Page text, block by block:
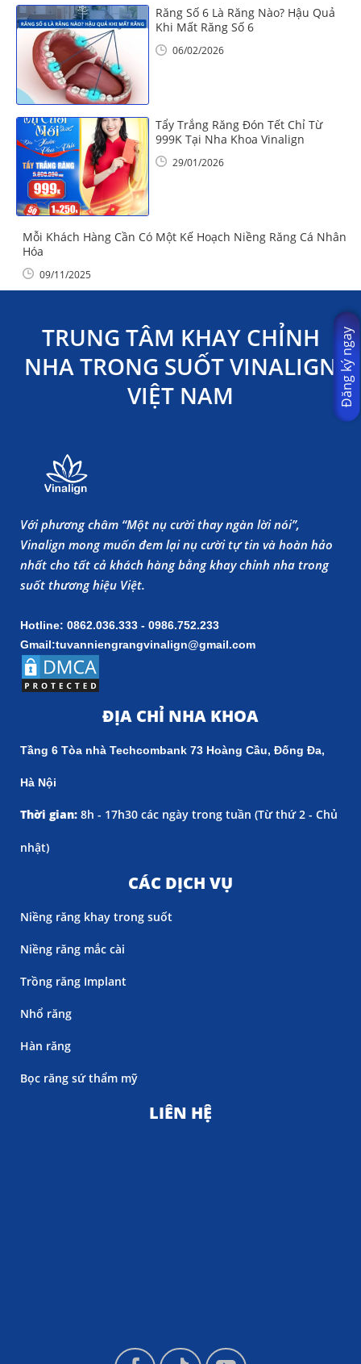
Răng Số 6 Là Răng Nào? Hậu Quả
Khi Mất Răng Số 6
06/02/2026
Tẩy Trắng Răng Đón Tết Chỉ Từ
999K Tại Nha Khoa Vinalign
29/01/2026
Mỗi Khách Hàng Cần Có Một Kế Hoạch Niềng Răng Cá Nhân
Hóa
09/11/2025
TRUNG TÂM KHAY CHỈNH
NHA TRONG SUỐT VINALIGN
VIỆT NAM
Với phương châm “Một nụ cười thay ngàn lời nói”,
Vinalign mong muốn đem lại nụ cười tự tin và hoàn hảo
nhất cho tất cả khách hàng bằng khay chỉnh nha trong
suốt thương hiệu Việt.
Hotline: 0862.036.333 - 0986.752.233
Gmail:tuvanniengrangvinalign@gmail.com
ĐỊA CHỈ NHA KHOA
Tầng 6 Tòa nhà Techcombank 73 Hoàng Cầu, Đống Đa,
Hà Nội
Thời gian: 8h - 17h30 các ngày trong tuần (Từ thứ 2 - Chủ
nhật)
CÁC DỊCH VỤ
Niềng răng khay trong suốt
Niềng răng mắc cài
Trồng răng Implant
Nhổ răng
Hàn răng
Bọc răng sứ thẩm mỹ
LIÊN HỆ
Đăng ký ngay